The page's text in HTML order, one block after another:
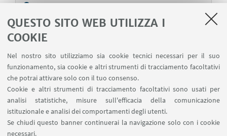
QUESTO SITO WEB UTILIZZA I
COOKIE
Nel nostro sito utilizziamo sia cookie tecnici necessari per il suo
funzionamento, sia cookie e altri strumenti di tracciamento facoltativi
che potrai attivare solo con il tuo consenso.
Cookie e altri strumenti di tracciamento facoltativi sono usati per
analisi statistiche, misure sull'efficacia della comunicazione
istituzionale e analisi dei comportamenti degli utenti.
Se chiudi questo banner continuerai la navigazione solo con i cookie
necessari.
European University Institute - EUI, Sala del
Torrino, Villa Salviati, Via Bolognese 156, 50139
Firenze
Intervento all'interno del ciclo di seminari "Digital
Methods in History" dell'EUI. Titolo: Transkribus
and late medieval notarial records: the MemoBo
experience with transcription software" (Edward
Loss - UniBo)